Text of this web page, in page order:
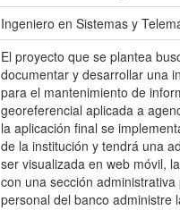
Ingeniero en Sistemas y
El proyecto que se plantea
documentar y desarrollar una
para el mantenimiento de
georeferencial aplicada a
la aplicación final se
de la institución y tendrá una
ser visualizada en web móvil,
con una sección
personal del banco administre